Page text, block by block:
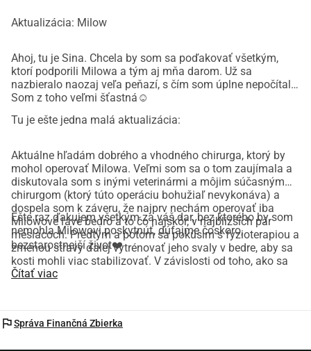
Aktualizácia: Milow
Ahoj, tu je Sina. Chcela by som sa poďakovať všetkým,
ktorí podporili Milowa a tým aj mňa darom. Už sa
nazbieralo naozaj veľa peňazí, s čím som úplne nepočítala.
Som z toho veľmi šťastná☺️
Tu je ešte jedna malá aktualizácia:
Aktuálne hľadám dobrého a vhodného chirurga, ktorý by
mohol operovať Milowa. Veľmi som sa o tom zaujímala a
diskutovala som s inými veterinármi a môjim súčasným
chirurgom (ktorý túto operáciu bohužiaľ nevykonáva) a
dospela som k záveru, že najprv nechám operovať iba
Milowové ľavé bedro a to čo najskôr, v najbližších pár
mesiacoch. Predtým a potom sa pokúsim s fyzioterapiou a
zmenou stravy ďalej vytrénovať jeho svaly v bedre, aby sa
kosti mohli viac stabilizovať. V závislosti od toho, ako sa
bude dariť jeho pravému bedru, v priebehu nasledujúcich 1-
Ešte raz ďakujem všetkým za váš dar, bez ktorého by som
nemohla Milowovi poskytnúť, dúfajme čoskoro,
bezstarostnejší život❤️
Čítať viac
flagSpráva Finančná Zbierka